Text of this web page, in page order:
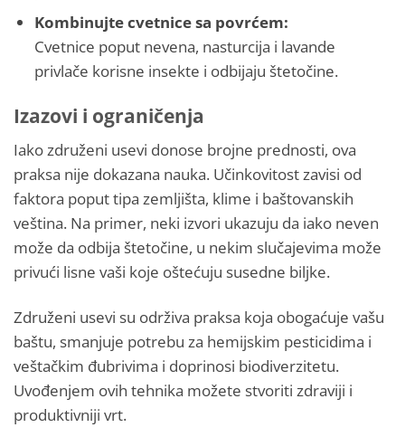
Kombinujte cvetnice sa povrćem:
Cvetnice poput nevena, nasturcija i lavande
privlače korisne insekte i odbijaju štetočine.
Izazovi i ograničenja
Iako združeni usevi donose brojne prednosti, ova
praksa nije dokazana nauka. Učinkovitost zavisi od
faktora poput tipa zemljišta, klime i baštovanskih
veština. Na primer, neki izvori ukazuju da iako neven
može da odbija štetočine, u nekim slučajevima može
privući lisne vaši koje oštećuju susedne biljke​.
Združeni usevi su održiva praksa koja obogaćuje vašu
baštu, smanjuje potrebu za hemijskim pesticidima i
veštačkim đubrivima i doprinosi biodiverzitetu.
Uvođenjem ovih tehnika možete stvoriti zdraviji i
produktivniji vrt.